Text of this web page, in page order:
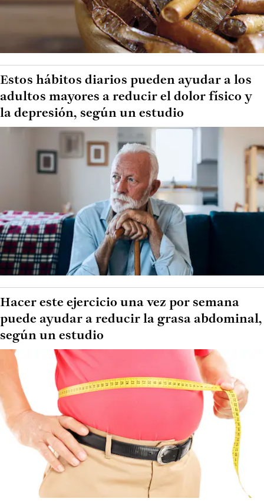
Estos hábitos diarios pueden ayudar a los
adultos mayores a reducir el dolor físico y
la depresión, según un estudio
Hacer este ejercicio una vez por semana
puede ayudar a reducir la grasa abdominal,
según un estudio